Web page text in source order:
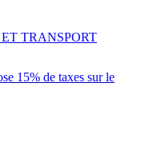
15% de taxes sur le
TRANSPORT